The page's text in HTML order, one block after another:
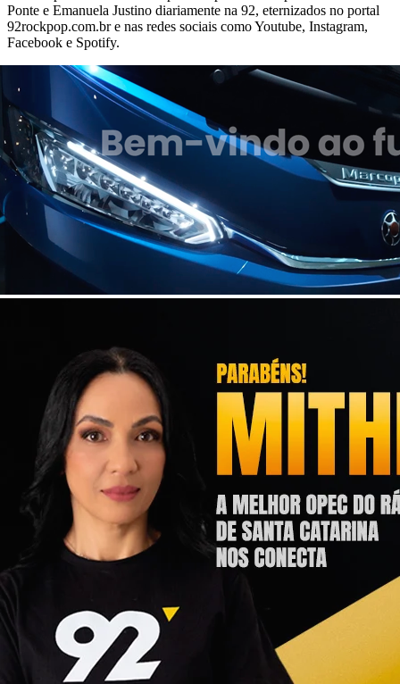
Ponte e Emanuela Justino diariamente na 92, eternizados no portal
92rockpop.com.br e nas redes sociais como Youtube, Instagram,
Facebook e Spotify.